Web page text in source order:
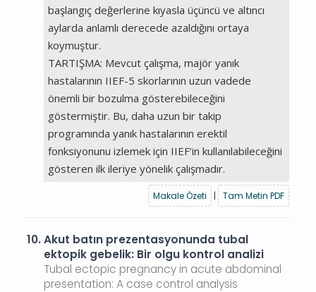
başlangıç değerlerine kıyasla üçüncü ve altıncı
aylarda anlamlı derecede azaldığını ortaya
koymuştur.
TARTIŞMA: Mevcut çalışma, majör yanık
hastalarının IIEF-5 skorlarının uzun vadede
önemli bir bozulma gösterebileceğini
göstermiştir. Bu, daha uzun bir takip
programında yanık hastalarının erektil
fonksiyonunu izlemek için IIEF’in kullanılabileceğini
gösteren ilk ileriye yönelik çalışmadır.
Makale Özeti | Tam Metin PDF
10.Akut batın prezentasyonunda tubal
ektopik gebelik: Bir olgu kontrol analizi
Tubal ectopic pregnancy in acute abdominal
presentation: A case control analysis